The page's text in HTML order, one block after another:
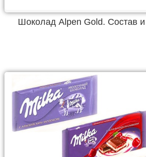
Шоколад Alpen Gold. Состав и